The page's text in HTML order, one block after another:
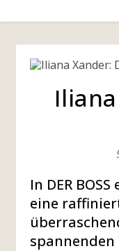
In DER
eine
spannenden